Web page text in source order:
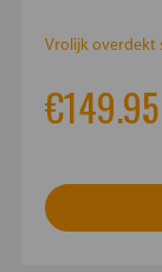
Vrolijk overdekt
€149.95